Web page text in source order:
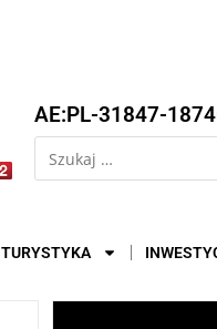
AE:PL-31847-
TURYSTYKA